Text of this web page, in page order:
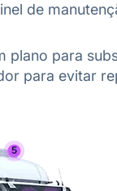
de
plano para
para evitar